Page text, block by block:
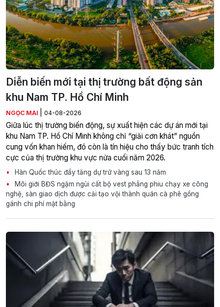
Diễn biến mới tại thị trường bất động sản
khu Nam TP. Hồ Chí Minh
NGỌC MAI 04-08-2026
Giữa lúc thị trường biến động, sự xuất hiện các dự án mới tại
khu Nam TP. Hồ Chí Minh không chỉ “giải cơn khát” nguồn
cung vốn khan hiếm, đó còn là tín hiệu cho thấy bức tranh tích
cực của thị trường khu vực nửa cuối năm 2026.
Hàn Quốc thúc đẩy tăng dự trữ vàng sau 13 năm
Môi giới BĐS ngậm ngùi cất bộ vest phẳng phiu chạy xe công
nghệ, sàn giao dịch được cải tạo vội thành quán cà phê gồng
gánh chi phí mặt bằng